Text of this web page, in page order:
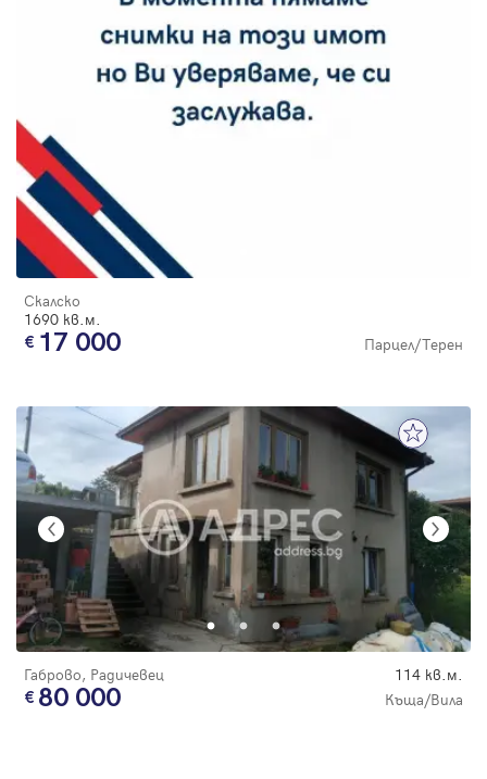
Скалско
1690 кв.м.
17 000 Парцел/Терен
Габрово, Радичевец 114 кв.м.
80 000 Къща/Вила